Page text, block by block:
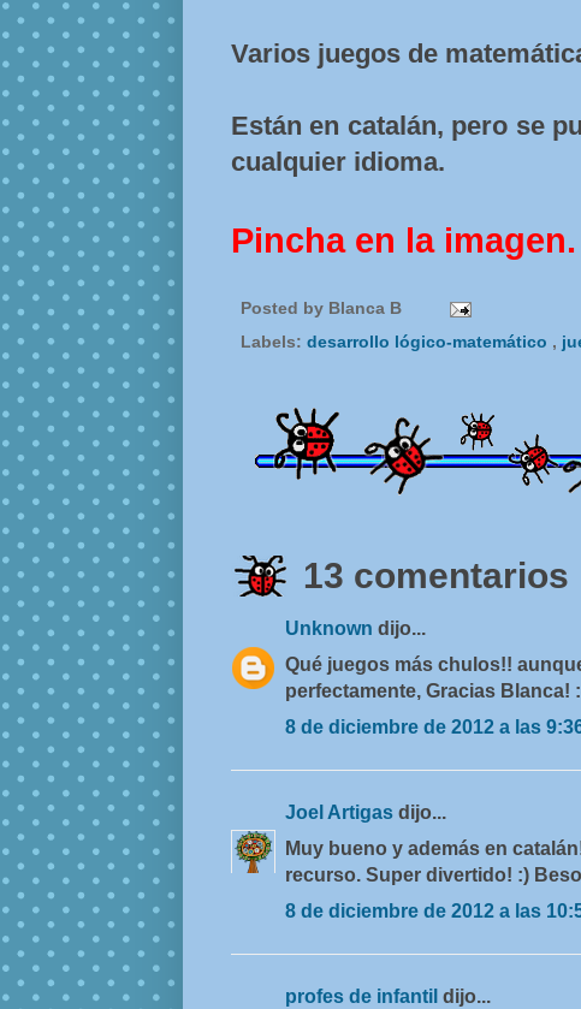
Varios juegos de
Están en catalán, pero se
cualquier idioma.
Pincha en la imagen.
Posted by Blanca B
Labels: desarrollo lógico-matemático ,
13 comentarios
Unknown dijo...
Qué juegos más chulos!!
perfectamente, Gracias Blanca!
8 de diciembre de 2012 a las
Joel Artigas dijo...
Muy bueno y además en
recurso. Super divertido! :)
8 de diciembre de 2012 a las
profes de infantil dijo...